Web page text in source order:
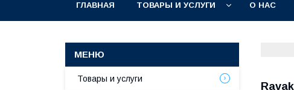
ГЛАВНАЯ ТОВАРЫ И УСЛУГИ О НАС
Товары и услуги